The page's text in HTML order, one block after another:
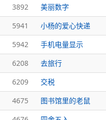
3892
美丽数字
5941
小杨的爱心快递
5942
手机电量显示
6208
去旅行
6209
交税
4675
图书馆里的老鼠